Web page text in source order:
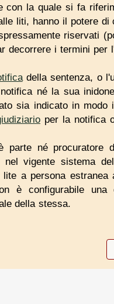
la quale si fa
liti, hanno il potere di
riservati
decorrere i termini per
della sentenza, o
né la sua
sia indicato in modo
per la notifica
né procuratore
nel vigente sistema
a persona
è configurabile una
della stessa.